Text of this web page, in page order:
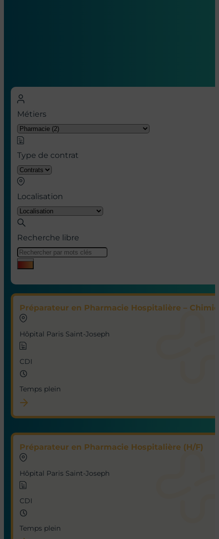
Métiers
Type de contrat
Localisation
Recherche libre
Préparateur en Pharmacie Hospitalière –
Hôpital Paris Saint-Joseph
CDI
Temps plein
Préparateur en Pharmacie Hospitalière (H/F)
Hôpital Paris Saint-Joseph
CDI
Temps plein